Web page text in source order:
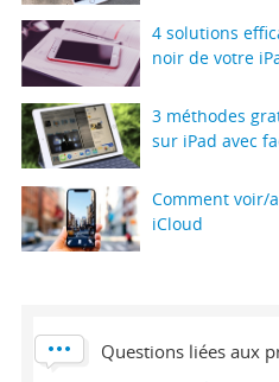
4 solutions
noir de votre
3 méthodes
sur iPad avec
Comment voir/
iCloud
Questions liées aux